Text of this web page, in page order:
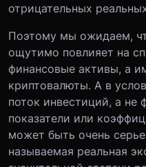
отрицательных
Поэтому мы ожидаем,
ощутимо повлияет на
финансовые активы, а
криптовалюты. А в
поток инвестиций, а не
показатели или
может быть очень
называемая реальная